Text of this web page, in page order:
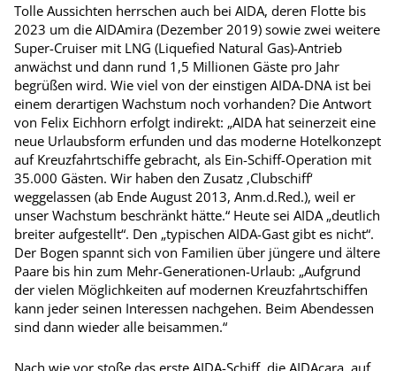
Tolle Aussichten herrschen auch bei AIDA, deren Flotte bis
2023 um die AIDAmira (Dezember 2019) sowie zwei weitere
Super-­Cruiser mit LNG (Liquefied Natural Gas)-Antrieb
anwächst und dann rund 1,5 Millionen Gäste pro Jahr
begrüßen wird. Wie viel von der einstigen AIDA-DNA ist bei
einem derartigen Wachstum noch vorhanden? Die Antwort
von Felix Eichhorn erfolgt indirekt: „AIDA hat seinerzeit eine
neue Urlaubsform erfunden und das moderne Hotelkonzept
auf Kreuzfahrtschiffe gebracht, als Ein-Schiff-Operation mit
35.000 Gästen. Wir haben den Zusatz ‚Clubschiff‘
weggelassen (ab Ende August 2013, Anm.d.Red.), weil er
unser Wachstum beschränkt hätte.“ Heute sei AIDA „deutlich
breiter aufgestellt“. Den „typischen AIDA-Gast gibt es nicht“.
Der Bogen spannt sich von Familien über jüngere und ältere
Paare bis hin zum Mehr-Generationen-Urlaub: „Aufgrund
der vielen Möglichkeiten auf modernen Kreuzfahrtschiffen
kann jeder seinen Interessen nachgehen. Beim Abendessen
sind dann wieder alle beisammen.“
Nach wie vor stoße das erste AIDA-­Schiff, die AIDAcara, auf